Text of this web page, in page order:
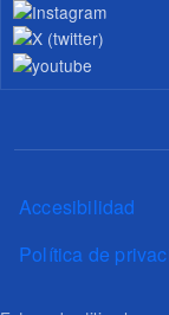
Pie de
Accesibilidad
Política de